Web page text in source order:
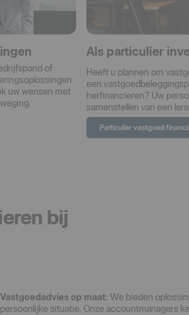
of
uw wensen met
Als particulier
Heeft u plannen om
een
herfinancieren? Uw
samenstellen van een
Particulier vastgoed
bij
Vastgoedadvies op maat: We bieden
persoonlijke situatie. Onze accountmanagers